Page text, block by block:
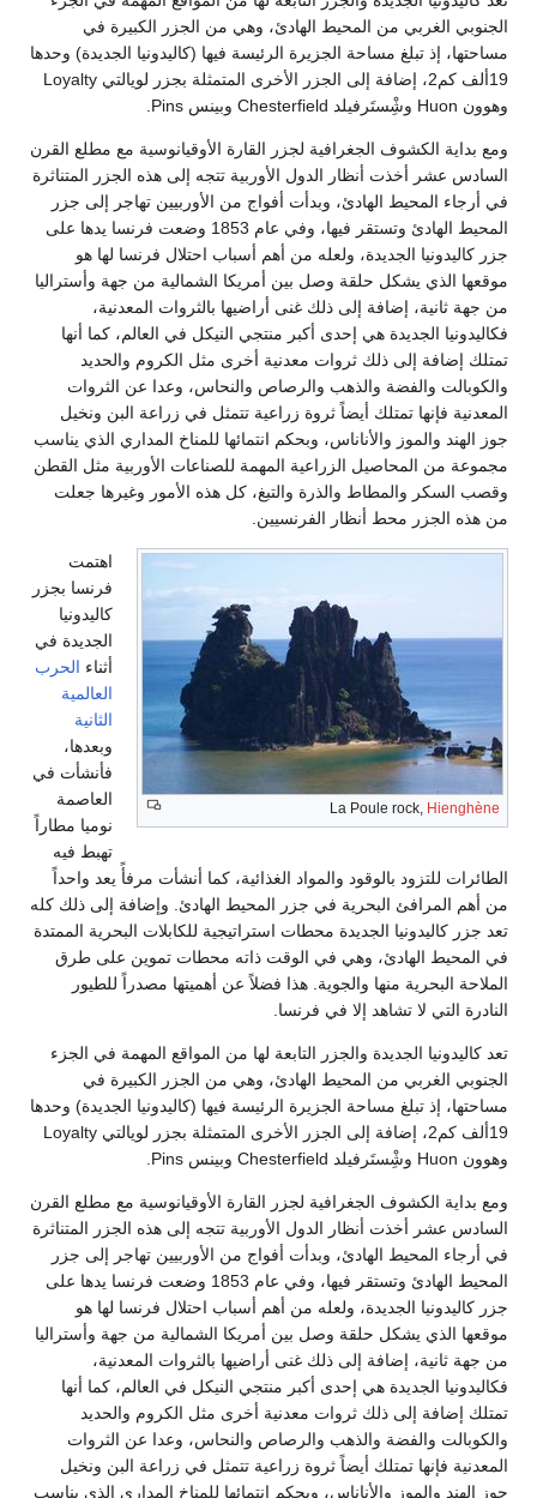
الجنوبي الغربي من المحيط الهادئ، وهي من الجزر الكبيرة في
مساحتها، إذ تبلغ مساحة الجزيرة الرئيسة فيها (كاليدونيا الجديدة) وحدها
19ألف كم2، إضافة إلى الجزر الأخرى المتمثلة بجزر لويالتي Loyalty
وهوون Huon وشِْستَرفيلد Chesterfield وبينس Pins.
ومع بداية الكشوف الجغرافية لجزر القارة الأوقيانوسية مع مطلع القرن
السادس عشر أخذت أنظار الدول الأوربية تتجه إلى هذه الجزر المتناثرة
في أرجاء المحيط الهادئ، وبدأت أفواج من الأوربيين تهاجر إلى جزر
المحيط الهادئ وتستقر فيها، وفي عام 1853 وضعت فرنسا يدها على
جزر كاليدونيا الجديدة، ولعله من أهم أسباب احتلال فرنسا لها هو
موقعها الذي يشكل حلقة وصل بين أمريكا الشمالية من جهة وأستراليا
من جهة ثانية، إضافة إلى ذلك غنى أراضيها بالثروات المعدنية،
فكاليدونيا الجديدة هي إحدى أكبر منتجي النيكل في العالم، كما أنها
تمتلك إضافة إلى ذلك ثروات معدنية أخرى مثل الكروم والحديد
والكوبالت والفضة والذهب والرصاص والنحاس، وعدا عن الثروات
المعدنية فإنها تمتلك أيضاً ثروة زراعية تتمثل في زراعة البن ونخيل
جوز الهند والموز والأناناس، وبحكم انتمائها للمناخ المداري الذي يناسب
مجموعة من المحاصيل الزراعية المهمة للصناعات الأوربية مثل القطن
وقصب السكر والمطاط والذرة والتبغ، كل هذه الأمور وغيرها جعلت
من هذه الجزر محط أنظار الفرنسيين.
La Poule rock,Hienghène
اهتمت
فرنسا بجزر
كاليدونيا
الجديدة في
أثناءالحرب
العالمية
الثانية
وبعدها،
فأنشأت في
العاصمة
نوميا مطاراً
تهبط فيه
الطائرات للتزود بالوقود والمواد الغذائية، كما أنشأت مرفأً يعد واحداً
من أهم المرافئ البحرية في جزر المحيط الهادئ. وإضافة إلى ذلك كله
تعد جزر كاليدونيا الجديدة محطات استراتيجية للكابلات البحرية الممتدة
في المحيط الهادئ، وهي في الوقت ذاته محطات تموين على طرق
الملاحة البحرية منها والجوية. هذا فضلاً عن أهميتها مصدراً للطيور
النادرة التي لا تشاهد إلا في فرنسا.
تعد كاليدونيا الجديدة والجزر التابعة لها من المواقع المهمة في الجزء
الجنوبي الغربي من المحيط الهادئ، وهي من الجزر الكبيرة في
مساحتها، إذ تبلغ مساحة الجزيرة الرئيسة فيها (كاليدونيا الجديدة) وحدها
19ألف كم2، إضافة إلى الجزر الأخرى المتمثلة بجزر لويالتي Loyalty
وهوون Huon وشِْستَرفيلد Chesterfield وبينس Pins.
ومع بداية الكشوف الجغرافية لجزر القارة الأوقيانوسية مع مطلع القرن
السادس عشر أخذت أنظار الدول الأوربية تتجه إلى هذه الجزر المتناثرة
في أرجاء المحيط الهادئ، وبدأت أفواج من الأوربيين تهاجر إلى جزر
المحيط الهادئ وتستقر فيها، وفي عام 1853 وضعت فرنسا يدها على
جزر كاليدونيا الجديدة، ولعله من أهم أسباب احتلال فرنسا لها هو
موقعها الذي يشكل حلقة وصل بين أمريكا الشمالية من جهة وأستراليا
من جهة ثانية، إضافة إلى ذلك غنى أراضيها بالثروات المعدنية،
فكاليدونيا الجديدة هي إحدى أكبر منتجي النيكل في العالم، كما أنها
تمتلك إضافة إلى ذلك ثروات معدنية أخرى مثل الكروم والحديد
والكوبالت والفضة والذهب والرصاص والنحاس، وعدا عن الثروات
المعدنية فإنها تمتلك أيضاً ثروة زراعية تتمثل في زراعة البن ونخيل
جوز الهند والموز والأناناس، وبحكم انتمائها للمناخ المداري الذي يناسب